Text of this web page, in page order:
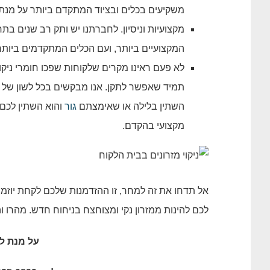
משקיעים בכלים ובציוד המתקדם ביותר על
מקצועיות וניסיון. לחברתנו יש ותק רב שנים
המקצועיים ביותר, ועם הכלים המתקדמים
לא פעם ראינו מקרים שלקוחות שפכו חומרי
תמיד שאפשר לתקן. אנו מבקשים בכל לשון
השתין בלילה או שאימצתם גור והוא השתין
מקצועי בהקדם.
אל תדחו את זה למחר, זו ההזדמנות שלכם לקחת
לכם להינות ממזרון נקי ומצוחצח בניחוח חדש. מהרו
על מנת